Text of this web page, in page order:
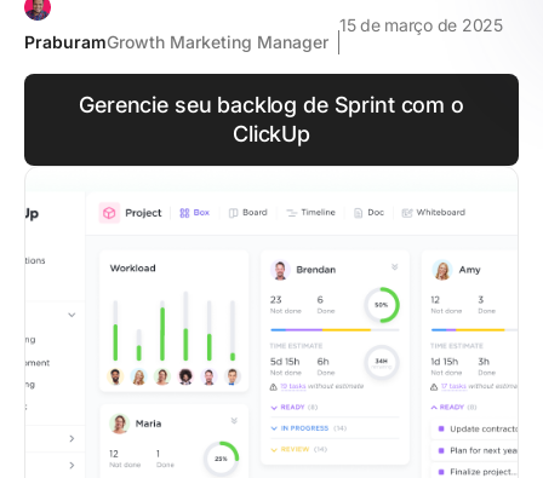
PraburamGrowth Marketing Manager
15 de março de 2025
Gerencie seu backlog de Sprint com o
ClickUp